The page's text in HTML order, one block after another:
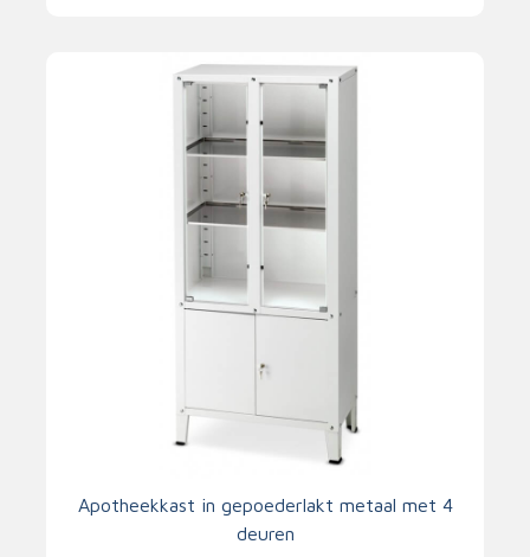
Apotheekkast in gepoederlakt metaal met 4
deuren